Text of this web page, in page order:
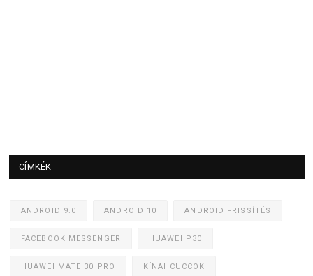
CÍMKÉK
ANDROID 9.0 ANDROID 10 ANDROID FRISSÍTÉS
FACEBOOK MESSENGER HUAWEI P30
HUAWEI MATE 30 PRO KÍNAI CUCCOK